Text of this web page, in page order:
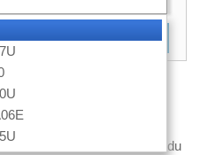
CAUTARE
Noi il avem acum la
incarcatoare pentru
cel mai usor gasesti
de cautare de mai sus. Introdu